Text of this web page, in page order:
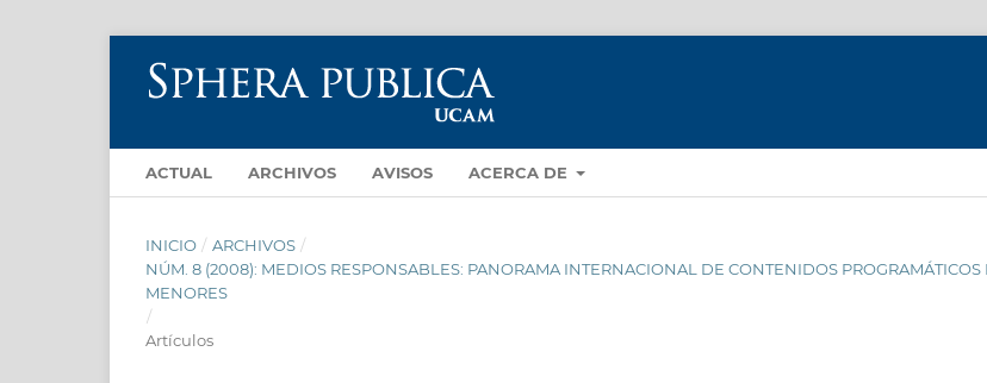
ACTUAL ARCHIVOS AVISOS ACERCA DE
INICIO / ARCHIVOS /
NÚM. 8 (2008): MEDIOS RESPONSABLES: PANORAMA INTERNACIONAL DE CONTENIDOS PROGRAMÁTICOS
MENORES
/
Artículos